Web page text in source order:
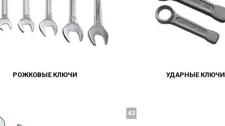
РОЖКОВЫЕ КЛЮЧИ УДАРНЫЕ КЛЮЧИ
43